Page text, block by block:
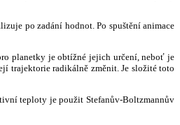
po zadání hodnot. Po spuštění animace
planetky je obtížné jejich určení, neboť je
trajektorie radikálně změnit. Je složité toto
teploty je použit Stefanův-Boltzmannův